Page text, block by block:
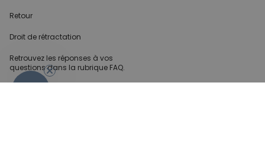
Retour
Droit de rétractation
Retrouvez les réponses à vos
questions dans la rubrique FAQ.